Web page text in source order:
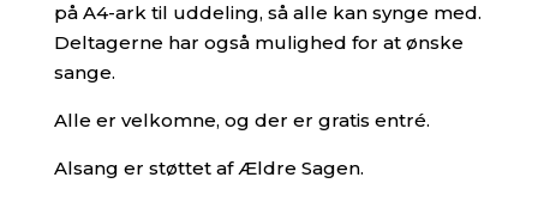
på A4-ark til uddeling, så alle kan synge med.
Deltagerne har også mulighed for at ønske
sange.
Alle er velkomne, og der er gratis entré.
Alsang er støttet af Ældre Sagen.